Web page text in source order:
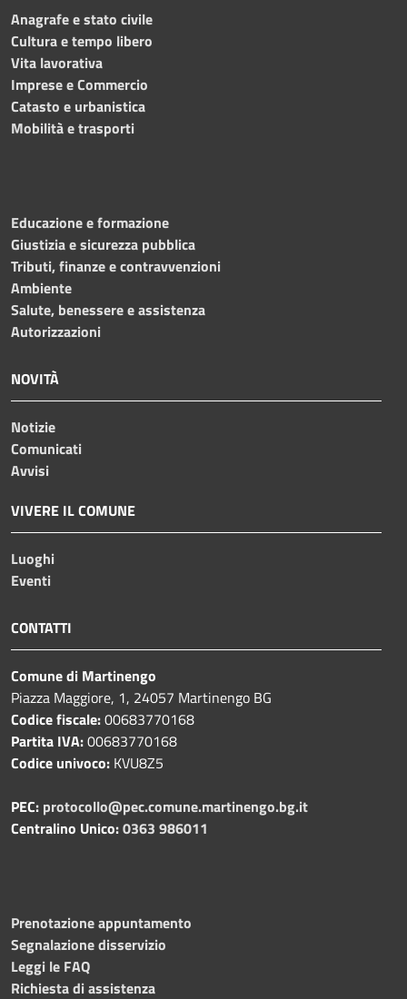
Anagrafe e stato civile
Cultura e tempo libero
Vita lavorativa
Imprese e Commercio
Catasto e urbanistica
Mobilità e trasporti
Educazione e formazione
Giustizia e sicurezza pubblica
Tributi, finanze e contravvenzioni
Ambiente
Salute, benessere e assistenza
Autorizzazioni
NOVITÀ
Notizie
Comunicati
Avvisi
VIVERE IL COMUNE
Luoghi
Eventi
CONTATTI
Comune di Martinengo
Piazza Maggiore, 1, 24057 Martinengo BG
Codice fiscale:00683770168
Partita IVA:00683770168
Codice univoco: KVU8Z5
PEC: protocollo@pec.comune.martinengo.bg.it
Centralino Unico:0363 986011
Prenotazione appuntamento
Segnalazione disservizio
Leggi le FAQ
Richiesta di assistenza